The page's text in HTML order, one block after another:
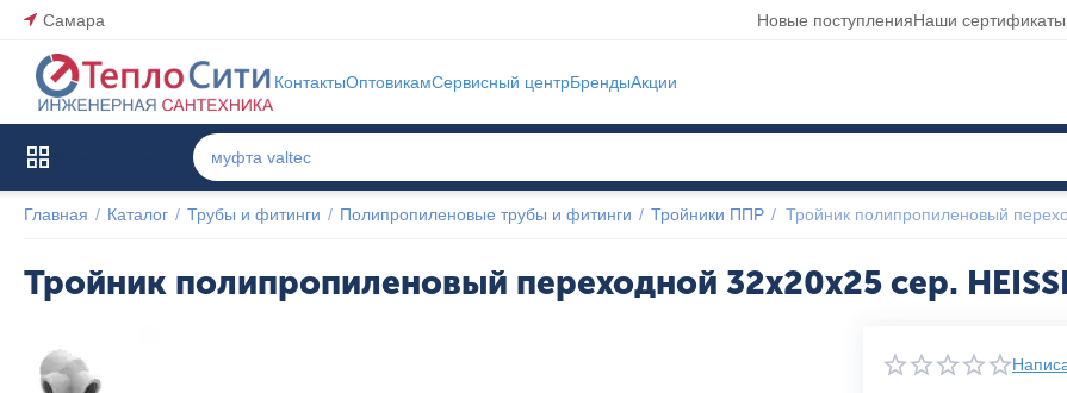
Самара Новые поступленияНаши сертификаты
КонтактыОптовикамСервисный центрБрендыАкции
Главная / Каталог / Трубы и фитинги / Полипропиленовые трубы и фитинги / Тройники ППР / Тройник полипропиленовый
Тройник полипропиленовый переходной 32x20x25 сер.
Популярный